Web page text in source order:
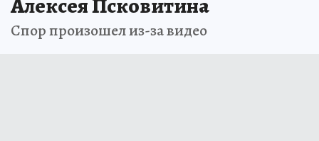
Спор произошел из-за видео